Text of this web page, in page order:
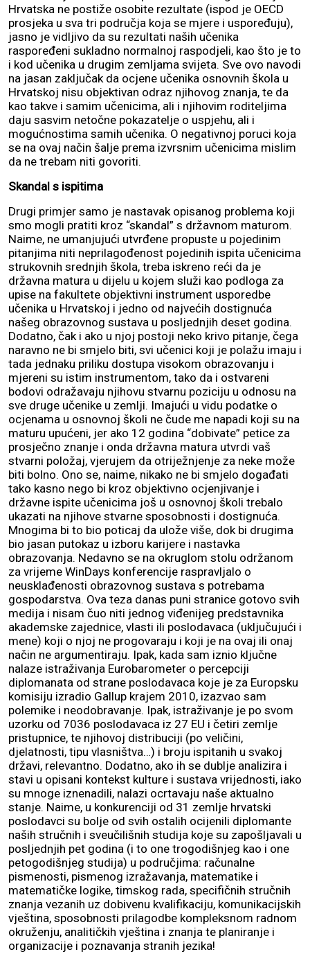
Hrvatska ne postiže osobite rezultate (ispod je OECD
prosjeka u sva tri područja koja se mjere i uspoređuju),
jasno je vidljivo da su rezultati naših učenika
raspoređeni sukladno normalnoj raspodjeli, kao što je to
i kod učenika u drugim zemljama svijeta. Sve ovo navodi
na jasan zaključak da ocjene učenika osnovnih škola u
Hrvatskoj nisu objektivan odraz njihovog znanja, te da
kao takve i samim učenicima, ali i njihovim roditeljima
daju sasvim netočne pokazatelje o uspjehu, ali i
mogućnostima samih učenika. O negativnoj poruci koja
se na ovaj način šalje prema izvrsnim učenicima mislim
da ne trebam niti govoriti.
Skandal s ispitima
Drugi primjer samo je nastavak opisanog problema koji
smo mogli pratiti kroz “skandal” s državnom maturom.
Naime, ne umanjujući utvrđene propuste u pojedinim
pitanjima niti neprilagođenost pojedinih ispita učenicima
strukovnih srednjih škola, treba iskreno reći da je
državna matura u dijelu u kojem služi kao podloga za
upise na fakultete objektivni instrument usporedbe
učenika u Hrvatskoj i jedno od najvećih dostignuća
našeg obrazovnog sustava u posljednjih deset godina.
Dodatno, čak i ako u njoj postoji neko krivo pitanje, čega
naravno ne bi smjelo biti, svi učenici koji je polažu imaju i
tada jednaku priliku dostupa visokom obrazovanju i
mjereni su istim instrumentom, tako da i ostvareni
bodovi odražavaju njihovu stvarnu poziciju u odnosu na
sve druge učenike u zemlji. Imajući u vidu podatke o
ocjenama u osnovnoj školi ne čude me napadi koji su na
maturu upućeni, jer ako 12 godina “dobivate” petice za
prosječno znanje i onda državna matura utvrdi vaš
stvarni položaj, vjerujem da otriježnjenje za neke može
biti bolno. Ono se, naime, nikako ne bi smjelo događati
tako kasno nego bi kroz objektivno ocjenjivanje i
državne ispite učenicima još u osnovnoj školi trebalo
ukazati na njihove stvarne sposobnosti i dostignuća.
Mnogima bi to bio poticaj da ulože više, dok bi drugima
bio jasan putokaz u izboru karijere i nastavka
obrazovanja. Nedavno se na okruglom stolu održanom
za vrijeme WinDays konferencije raspravljalo o
neusklađenosti obrazovnog sustava s potrebama
gospodarstva. Ova teza danas puni stranice gotovo svih
medija i nisam čuo niti jednog viđenijeg predstavnika
akademske zajednice, vlasti ili poslodavaca (uključujući i
mene) koji o njoj ne progovaraju i koji je na ovaj ili onaj
način ne argumentiraju. Ipak, kada sam iznio ključne
nalaze istraživanja Eurobarometer o percepciji
diplomanata od strane poslodavaca koje je za Europsku
komisiju izradio Gallup krajem 2010, izazvao sam
polemike i neodobravanje. Ipak, istraživanje je po svom
uzorku od 7036 poslodavaca iz 27 EU i četiri zemlje
pristupnice, te njihovoj distribuciji (po veličini,
djelatnosti, tipu vlasništva…) i broju ispitanih u svakoj
državi, relevantno. Dodatno, ako ih se dublje analizira i
stavi u opisani kontekst kulture i sustava vrijednosti, iako
su mnoge iznenadili, nalazi ocrtavaju naše aktualno
stanje. Naime, u konkurenciji od 31 zemlje hrvatski
poslodavci su bolje od svih ostalih ocijenili diplomante
naših stručnih i sveučilišnih studija koje su zapošljavali u
posljednjih pet godina (i to one trogodišnjeg kao i one
petogodišnjeg studija) u područjima: računalne
pismenosti, pismenog izražavanja, matematike i
matematičke logike, timskog rada, specifičnih stručnih
znanja vezanih uz dobivenu kvalifikaciju, komunikacijskih
vještina, sposobnosti prilagodbe kompleksnom radnom
okruženju, analitičkih vještina i znanja te planiranje i
organizacije i poznavanja stranih jezika!